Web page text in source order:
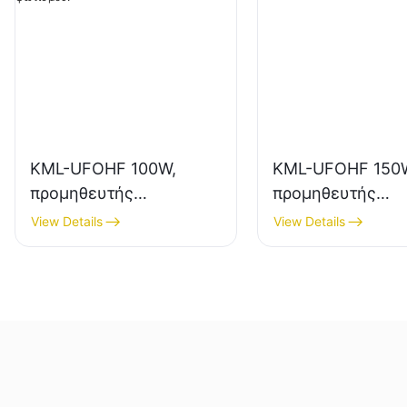
KML-UFOHF 100W,
προμηθευτής
φωτιστικών LED
υψηλής ποιότητας για
View Details
KML-UFOHF
προμηθευτής
φωτιστικών LED
υψηλής
View Details